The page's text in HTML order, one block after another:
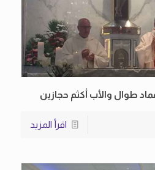
طوال والأب أكثم حجازين
اقرأ المزيد